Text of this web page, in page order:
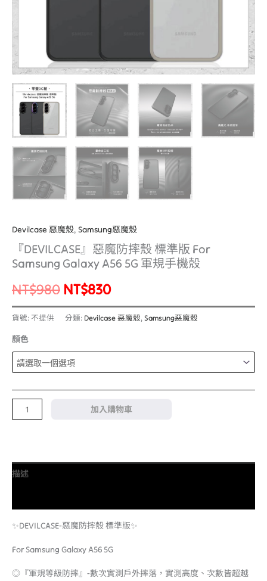
Devilcase 惡魔殼, Samsung惡魔殼
『DEVILCASE』惡魔防摔殼 標準版 For
Samsung Galaxy A56 5G 軍規手機殼
NT$980 NT$830
貨號: 不提供 分類: Devilcase 惡魔殼, Samsung惡魔殼
顏色
5G
軍
規
手
機
殼
數
量
加入購物車
描述
✨DEVILCASE-惡魔防摔殼 標準版✨
For Samsung Galaxy A56 5G
◎『軍規等級防摔』-數次實測戶外摔落，實測高度、次數皆超越